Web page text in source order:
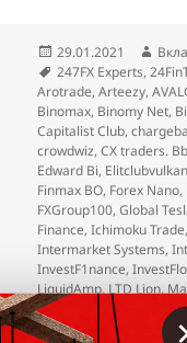
Опубликовано
29.01.2021
Метки
247FX Experts,
Arotrade,Arteezy,
Binomax, Binomy Net,
Capitalist Club,
crowdwiz,CX traders.
Edward Bi, Elitclubvulkan
Finmax BO, Forex Nano,
FXGroup100,Global
Finance,Ichimoku Trade
Intermarket Systems,
InvestF1nance,
LiquidAmp,LTD Lion,
NovaFX
Ny Trader Club,
100,Profit Assist Profit